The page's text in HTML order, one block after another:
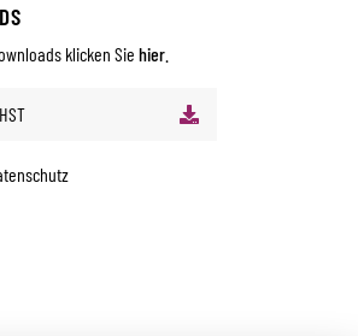
klicken Sie hier